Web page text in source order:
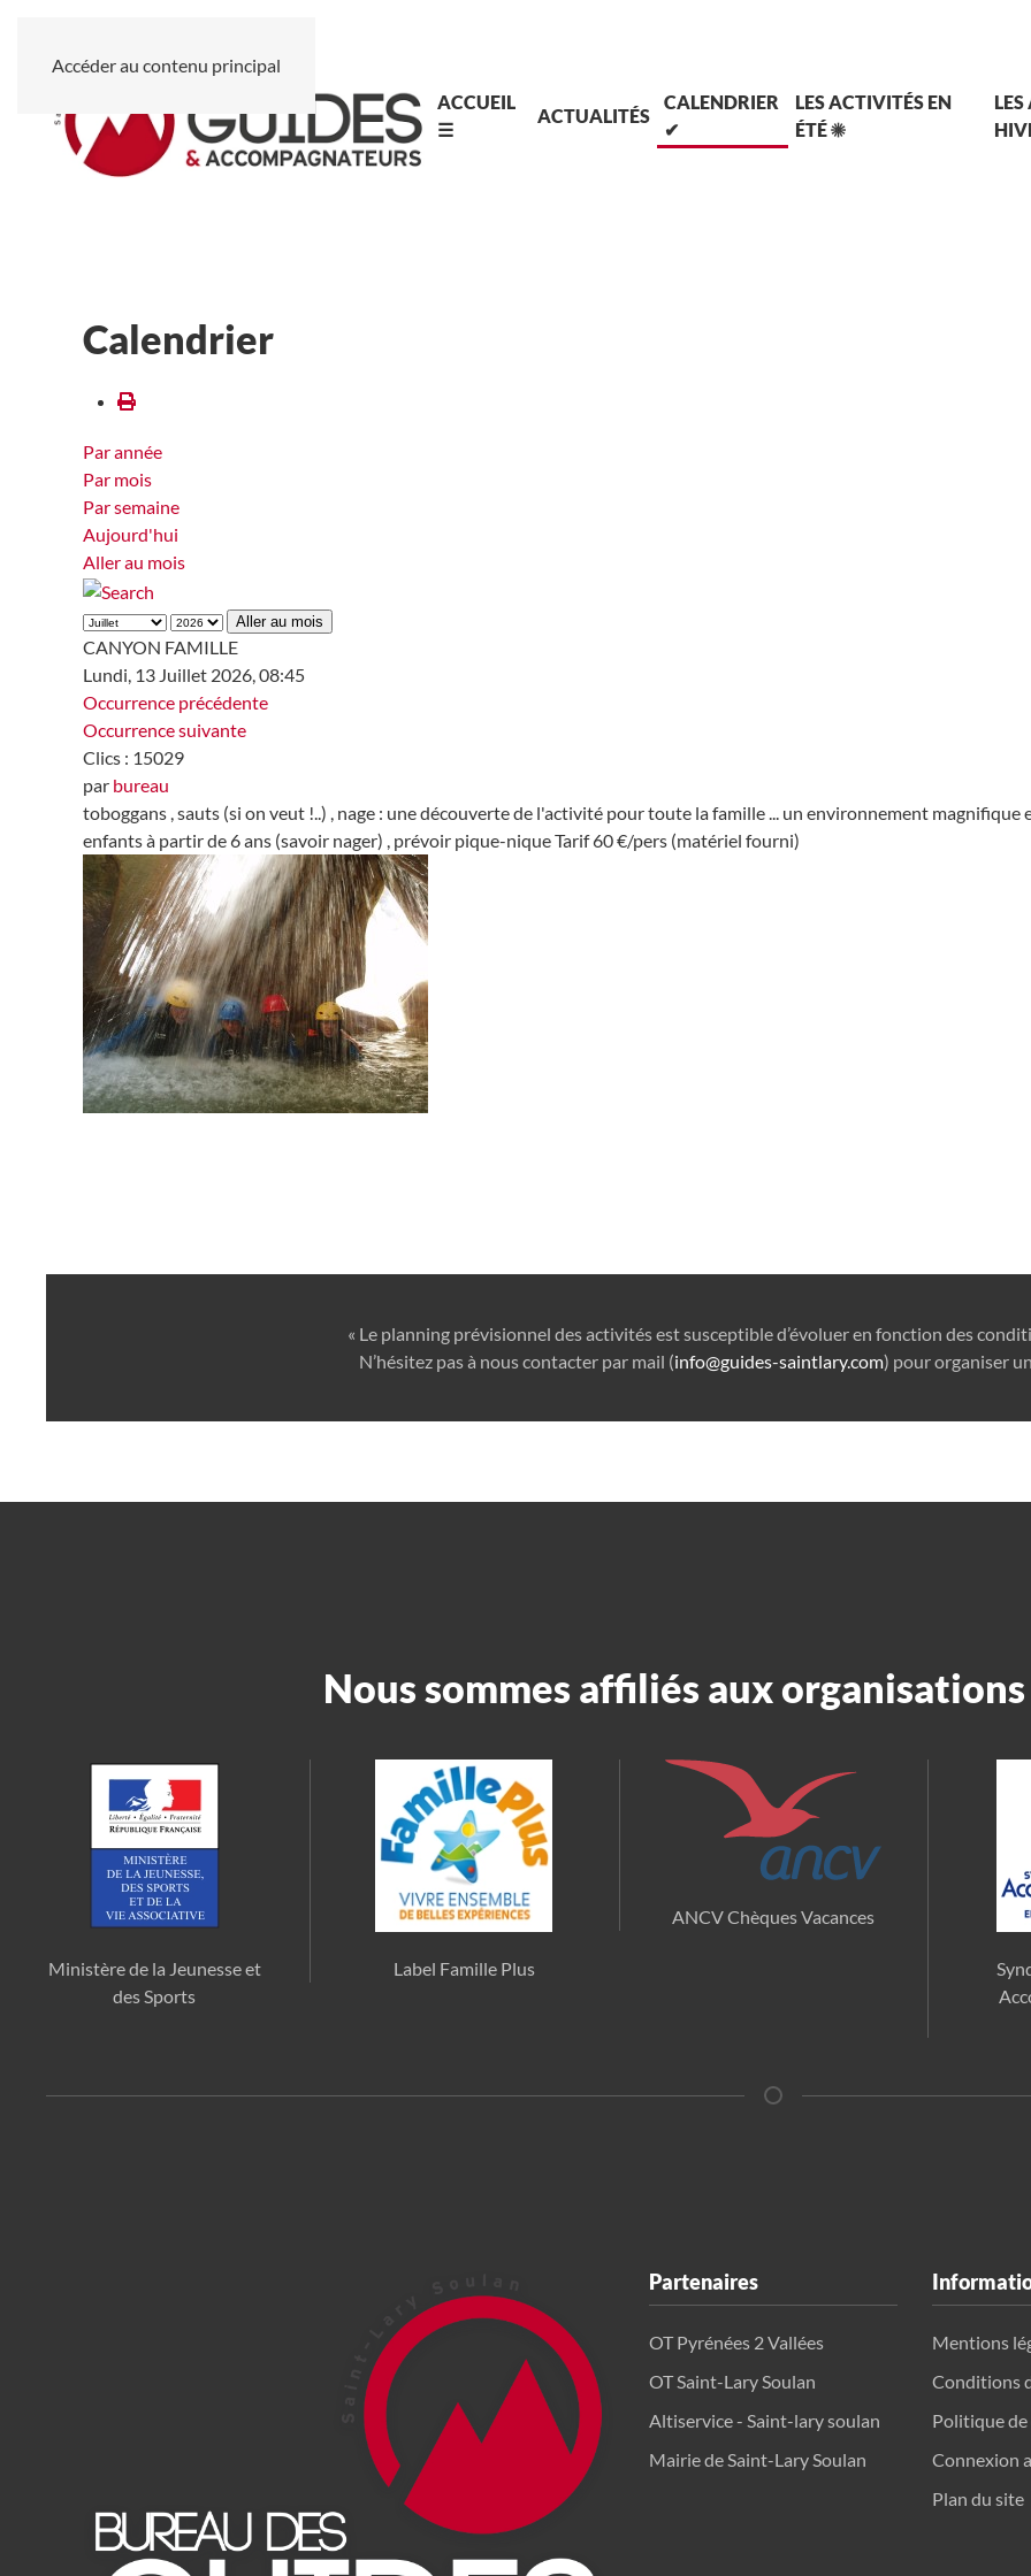
Accéder au contenu principal
ACCUEIL
☰
ACTUALITÉS
CALENDRIER
✔
LES ACTIVITÉS EN
ÉTÉ ☀
Calendrier
Par année
Par mois
Par semaine
Aujourd'hui
Aller au mois
Aller au mois
CANYON FAMILLE
Lundi, 13 Juillet 2026, 08:45
Occurrence précédente
Occurrence suivante
Clics : 15029
par bureau
toboggans , sauts (si on veut !..) , nage : une découverte de l'activité pour toute la famille ... un environnement magnifique
enfants à partir de 6 ans (savoir nager) , prévoir pique-nique Tarif 60 €/pers (matériel fourni)
« Le planning prévisionnel des activités est susceptible d’évoluer en fonction des
N’hésitez pas à nous contacter par mail (info@guides-saintlary.com) pour organiser
Nous sommes affiliés aux
Ministère de la Jeunesse et
des Sports
Label Famille Plus
ANCV Chèques Vacances
Partenaires
OT Pyrénées 2 Vallées
OT Saint-Lary Soulan
Altiservice - Saint-lary soulan
Mairie de Saint-Lary Soulan
Mentions
Conditions
Politique
Connexion
Plan du site